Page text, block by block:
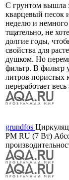
С грунтом вышла
кварцевый песок
неделю и
тщательно, не
долгие годы,
свойства для
душком. Но
фильтр. В фильтр
литров пористых
переработает
grundfos
PM RU (7 Вт)